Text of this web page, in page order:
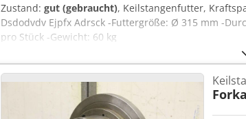
Zustand: gut (gebraucht), Keilstangenfutter,
Dsdodvdv Ejpfx Adrsck -Futtergröße: Ø 315 mm -
pro Stück -Gewicht: 60 kg